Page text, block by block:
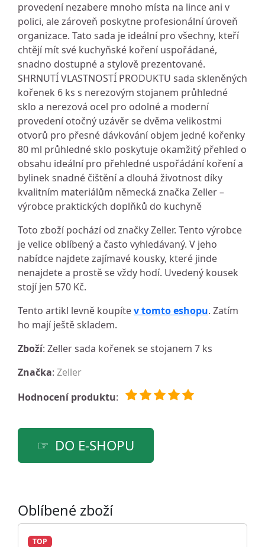
provedení nezabere mnoho místa na lince ani v
polici, ale zároveň poskytne profesionální úroveň
organizace. Tato sada je ideální pro všechny, kteří
chtějí mít své kuchyňské koření uspořádané,
snadno dostupné a stylově prezentované.
SHRNUTÍ VLASTNOSTÍ PRODUKTU sada skleněných
kořenek 6 ks s nerezovým stojanem průhledné
sklo a nerezová ocel pro odolné a moderní
provedení otočný uzávěr se dvěma velikostmi
otvorů pro přesné dávkování objem jedné kořenky
80 ml průhledné sklo poskytuje okamžitý přehled o
obsahu ideální pro přehledné uspořádání koření a
bylinek snadné čištění a dlouhá životnost díky
kvalitním materiálům německá značka Zeller –
výrobce praktických doplňků do kuchyně
Toto zboží pochází od značky Zeller. Tento výrobce
je velice oblíbený a často vyhledávaný. V jeho
nabídce najdete zajímavé kousky, které jinde
nenajdete a prostě se vždy hodí. Uvedený kousek
stojí jen 570 Kč.
Tento artikl levně koupítev tomto eshopu. Zatím
ho mají ještě skladem.
Zboží: Zeller sada kořenek se stojanem 7 ks
Značka: Zeller
Hodnocení produktu:
DO E-SHOPU
Oblíbené zboží
TOP